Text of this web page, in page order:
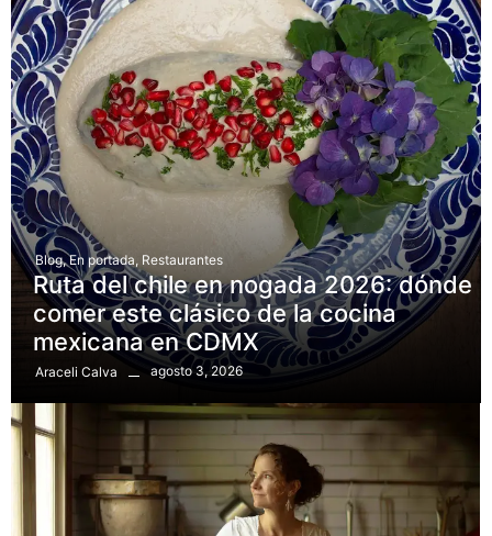
Blog, En portada Restaurantes
Ruta del chile en nogada 2026: dónde
comer este clásico de la cocina
mexicana en CDMX
Araceli Calva agosto 3, 2026